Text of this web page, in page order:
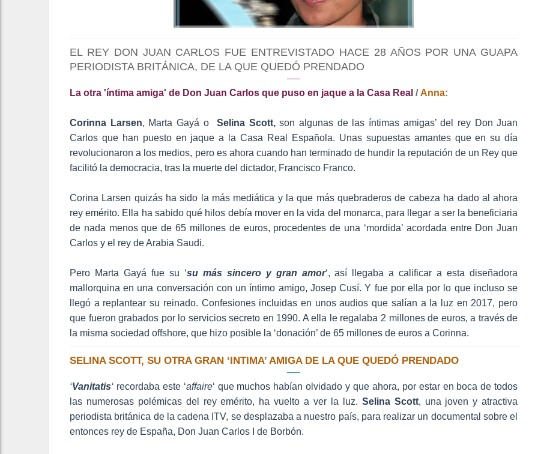
EL REY DON JUAN CARLOS FUE ENTREVISTADO HACE 28 AÑOS POR UNA GUAPA
PERIODISTA BRITÁNICA, DE LA QUE QUEDÓ PRENDADO
La otra 'íntima amiga' de Don Juan Carlos que puso en jaque a la Casa Real / Anna:
Corinna Larsen, Marta Gayá o Selina Scott,son algunas de las íntimas amigas’ del rey Don Juan
Carlos que han puesto en jaque a la Casa Real Española. Unas supuestas amantes que en su día
revolucionaron a los medios, pero es ahora cuando han terminado de hundir la reputación de un Rey que
facilitó la democracia, tras la muerte del dictador, Francisco Franco.
Corina Larsen quizás ha sido la más mediática y la que más quebraderos de cabeza ha dado al ahora
rey emérito. Ella ha sabido qué hilos debía mover en la vida del monarca, para llegar a ser la beneficiaria
de nada menos que de 65 millones de euros, procedentes de una ‘mordida’ acordada entre Don Juan
Carlos y el rey de Arabia Saudi.
Pero Marta Gayá fue su ‘su más sincero y gran amor‘, así llegaba a calificar a esta diseñadora
mallorquina en una conversación con un íntimo amigo, Josep Cusí. Y fue por ella por lo que incluso se
llegó a replantear su reinado. Confesiones incluidas en unos audios que salían a la luz en 2017, pero
que fueron grabados por lo servicios secreto en 1990. A ella le regalaba 2 millones de euros, a través de
la misma sociedad offshore, que hizo posible la ‘donación’ de 65 millones de euros a Corinna.
SELINA SCOTT, SU OTRA GRAN ‘INTIMA’ AMIGA DE LA QUE QUEDÓ PRENDADO
‘Vanitatis‘ recordaba este ‘affaire‘ que muchos habían olvidado y que ahora, por estar en boca de todos
las numerosas polémicas del rey emérito, ha vuelto a ver la luz. Selina Scott, una joven y atractiva
periodista británica de la cadena ITV, se desplazaba a nuestro país, para realizar un documental sobre el
entonces rey de España, Don Juan Carlos I de Borbón.